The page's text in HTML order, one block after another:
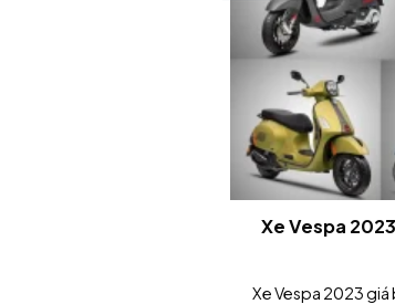
Xe Vespa
Xe Vespa 2023 giá